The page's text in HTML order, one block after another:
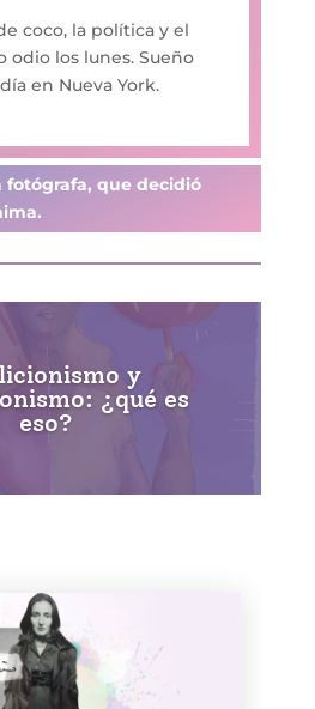
coco, la política y el
odio los lunes. Sueño
en Nueva York.
fotógrafa, que decidió
y
¿qué es
eso?